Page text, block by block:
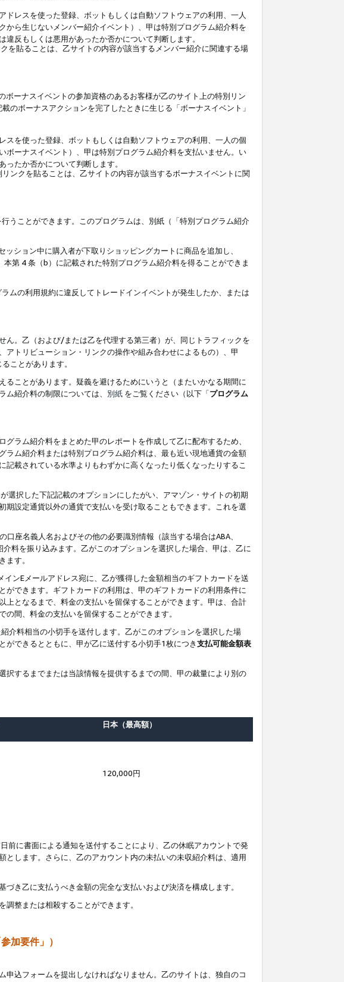
レスを使った登録、ボットもしくは自動ソフトウェアの利用、一人
ら生じないメンバー紹介イベント）、甲は特別プログラム紹介料を
反もしくは悪用があったか否かについて判断します。
を貼ることは、乙サイトの内容が該当するメンバー紹介に関連する場
ボーナスイベントの参加資格のあるお客様が乙のサイト上の特別リン
載のボーナスアクションを完了したときに生じる「ボーナスイベント」
を使った登録、ボットもしくは自動ソフトウェアの利用、一人の個
ーナスイベント）、甲は特別プログラム紹介料を支払いません。い
たか否かについて判断します。
ンクを貼ることは、乙サイトの内容が該当するボーナスイベントに関
うことができます。このプログラムは、別紙（「特別プログラム紹介
ション中に購入者が下取りショッピングカートに商品を追加し、
第 4 条（b）に記載された特別プログラム紹介料を得ることができま
ムの利用規約に違反してトレードインイベントが発生したか、または
。乙（および/または乙を代理する第三者）が、同じトラフィックを
トリビューション・リンクの操作や組み合わせによるもの）、甲
ことがあります。
ことがあります。疑義を避けるためにいうと（またいかなる期間に
紹介料の制限については、 別紙 をご覧ください（以下「プログラム
ラム紹介料をまとめた甲のレポートを作成して乙に配布するため、
ム紹介料または特別プログラム紹介料は、最も近い現地通貨の金額
記載されている水準よりもわずかに高くなったり低くなったりするこ
選択した下記記載のオプションにしたがい、アマゾン・サイトの初期
設定通貨以外の通貨で支払いを受け取ることもできます。これを選
座名義人名およびその他の必要識別情報（該当する場合はABA、
料を振り込みます。乙がこのオプションを選択した場合、甲は、乙に
ます。
ンEメールアドレス宛に、乙が獲得した金額相当のギフトカードを送
できます。ギフトカードの利用は、甲のギフトカードの利用条件に
上となるまで、料金の支払いを留保することができます。甲は、合計
間、料金の支払いを留保することができます。
料相当の小切手を送付します。乙がこのオプションを選択した場
ができるとともに、甲が乙に送付する小切手1枚につき支払可能金額表
するまでまたは当該情報を提供するまでの間、甲の裁量により別の
日本（最高額）
120,000円
前に書面による通知を送付することにより、乙の休眠アカウントで発
とします。さらに、乙のアカウント内の未払いの未収紹介料は、適用
き乙に支払うべき金額の完全な支払いおよび決済を構成します。
整または相殺することができます。
加要件」）
込フォームを提出しなければなりません。乙のサイトは、独自のコ